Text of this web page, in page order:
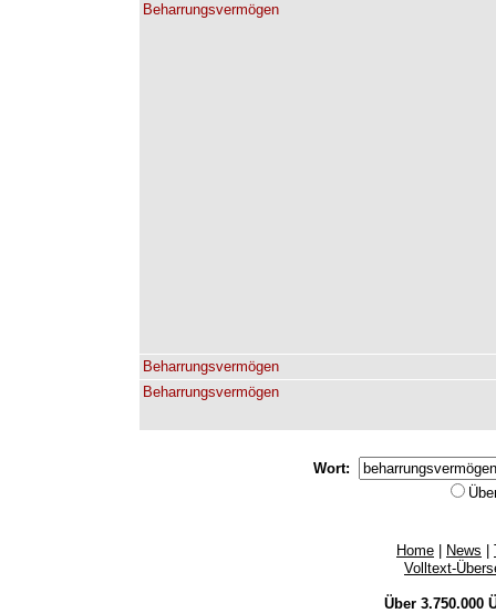
Beharrungsvermögen
Beharrungsvermögen
Beharrungsvermögen
Wort:
Home News
Volltext-
Über 3.750.000